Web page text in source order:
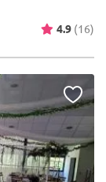
4.9 (16)